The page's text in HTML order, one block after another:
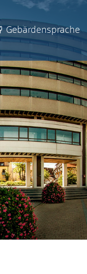
Gebärdensprache